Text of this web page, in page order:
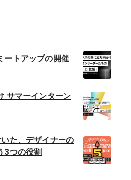
ートアップの開催
サマーインターン
た、デザイナーの
3つの役割